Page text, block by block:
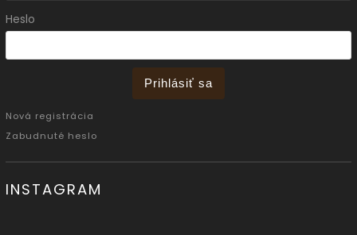
Heslo
Prihlásiť sa
Nová registrácia
Zabudnuté heslo
INSTAGRAM